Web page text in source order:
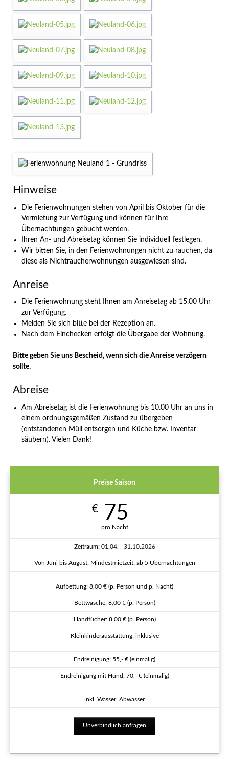
Hinweise
Die Ferienwohnungen stehen von April bis Oktober für die
Vermietung zur Verfügung und können für Ihre
Übernachtungen gebucht werden.
Ihren An- und Abreisetag können Sie individuell festlegen.
Wir bitten Sie, in den Ferienwohnungen nicht zu rauchen, da
diese als Nichtraucherwohnungen ausgewiesen sind.
Anreise
Die Ferienwohnung steht Ihnen am Anreisetag ab 15.00 Uhr
zur Verfügung.
Melden Sie sich bitte bei der Rezeption an.
Nach dem Einchecken erfolgt die Übergabe der Wohnung.
Bitte geben Sie uns Bescheid, wenn sich die Anreise verzögern
sollte.
Abreise
Am Abreisetag ist die Ferienwohnung bis 10.00 Uhr an uns in
einem ordnungsgemäßen Zustand zu übergeben
(entstandenen Müll entsorgen und Küche bzw. Inventar
säubern). Vielen Dank!
Preise Saison
€75
pro Nacht
Zeitraum: 01.04. - 31.10.2026
Von Juni bis August: Mindestmietzeit: ab 5 Übernachtungen
Aufbettung: 8,00 € (p. Person und p. Nacht)
Bettwäsche: 8,00 € (p. Person)
Handtücher: 8,00 € (p. Person)
Kleinkinderausstattung: inklusive
Endreinigung: 55,- € (einmalig)
Endreinigung mit Hund: 70,- € (einmalig)
inkl. Wasser, Abwasser
Unverbindlich anfragen